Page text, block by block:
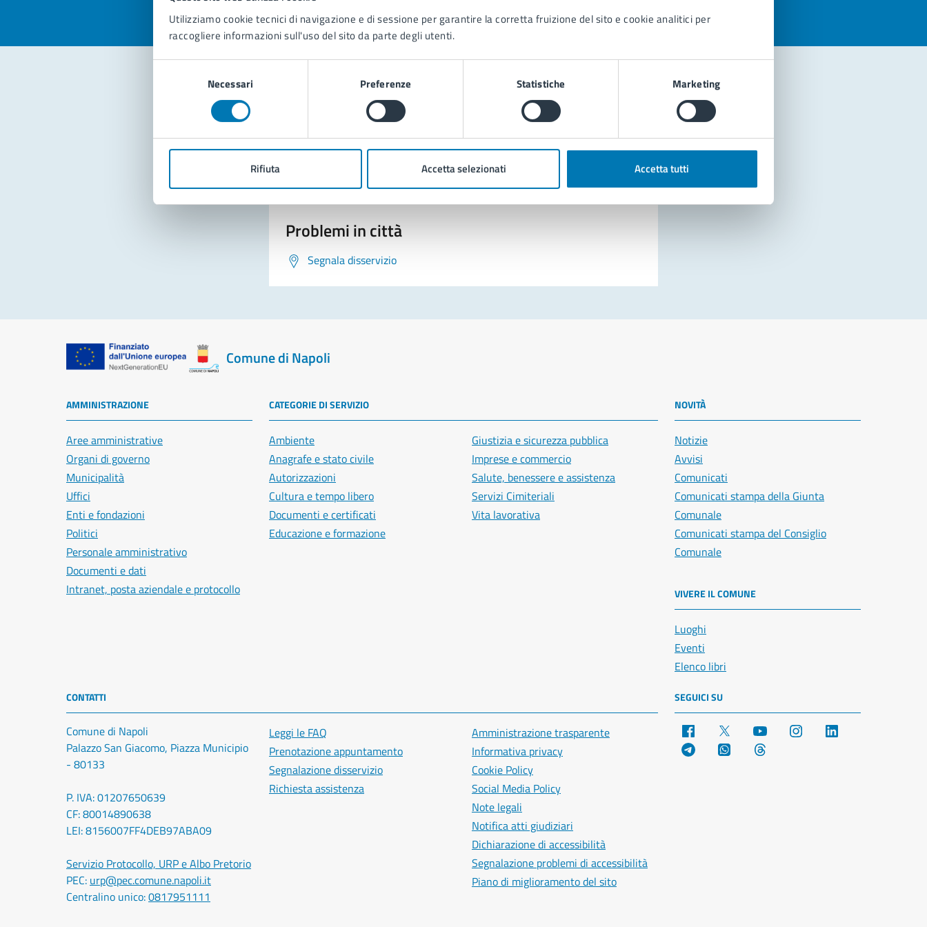
Utilizziamo cookie tecnici di navigazione e di sessione per garantire la corretta fruizione del sito e cookie analitici per
raccogliere informazioni sull'uso del sito da parte degli utenti.
Necessari Preferenze Statistiche Marketing
Rifiuta Accetta selezionati Accetta tutti
Contatta il comune
Leggi le domande frequenti
Prenota appuntamento
Problemi in città
Segnala disservizio
Comune di Napoli
AMMINISTRAZIONE
Aree amministrative
Organi di governo
Municipalità
Uffici
Enti e fondazioni
Politici
Personale amministrativo
Documenti e dati
Intranet, posta aziendale e protocollo
CATEGORIE DI SERVIZIO
Ambiente
Anagrafe e stato civile
Autorizzazioni
Cultura e tempo libero
Documenti e certificati
Educazione e formazione
Giustizia e sicurezza pubblica
Imprese e commercio
Salute, benessere e assistenza
Servizi Cimiteriali
Vita lavorativa
NOVITÀ
Notizie
Avvisi
Comunicati
Comunicati stampa della Giunta
Comunale
Comunicati stampa del Consiglio
Comunale
VIVERE IL COMUNE
Luoghi
Eventi
Elenco libri
CONTATTI
Comune di Napoli
Palazzo San Giacomo, Piazza Municipio
- 80133
P. IVA: 01207650639
CF: 80014890638
LEI: 8156007FF4DEB97ABA09
Servizio Protocollo, URP e Albo Pretorio
PEC: urp@pec.comune.napoli.it
Centralino unico:0817951111
Leggi le FAQ
Prenotazione appuntamento
Segnalazione disservizio
Richiesta assistenza
Amministrazione trasparente
Informativa privacy
Cookie Policy
Social Media Policy
Note legali
Notifica atti giudiziari
Dichiarazione di accessibilità
Segnalazione problemi di accessibilità
Piano di miglioramento del sito
SEGUICI SU
Facebook YouTube Instagram
Telegram WhatsApp